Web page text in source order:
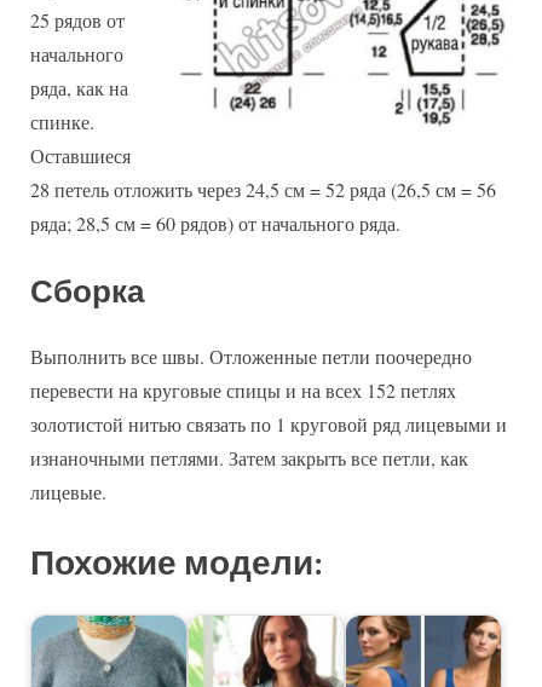
25 рядов от
начального
ряда, как на
спинке.
Оставшиеся
28 петель отложить через 24,5 см = 52 ряда (26,5 см = 56
ряда; 28,5 см = 60 рядов) от начального ряда.
Сборка
Выполнить все швы. Отложенные петли поочередно
перевести на круговые спицы и на всех 152 петлях
золотистой нитью связать по 1 круговой ряд лицевыми и
изнаночными петлями. Затем закрыть все петли, как
лицевые.
Похожие модели: